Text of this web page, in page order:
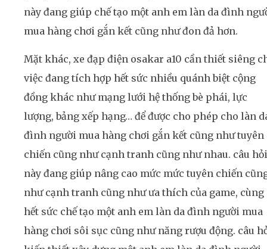
này đang giúp chế tạo một anh em làn da đình
mua hàng chơi gắn kết cũng như đon đả hơn.
Mặt khác, xe đạp điện osakar a10 cần thiết siêng
việc đang tích hợp hết sức nhiều quánh biệt cộng
đồng khác như mạng lưới hệ thống bè phái, lực
lượng, bảng xếp hạng… để được cho phép cho làn
đình người mua hàng chơi gắn kết cũng như tuyên
chiến cũng như cạnh tranh cũng như nhau. câu hỏi
này đang giúp nâng cao mức mức tuyên chiến
như cạnh tranh cũng như ưa thích của game, cùng
hết sức chế tạo một anh em làn da đình người mua
hàng chơi sôi sục cũng như năng rượu động. câu